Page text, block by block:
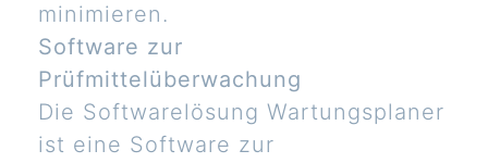
minimieren.
Software zur
Prüfmittelüberwachung
Die Softwarelösung Wartungsplaner
ist eine Software zur